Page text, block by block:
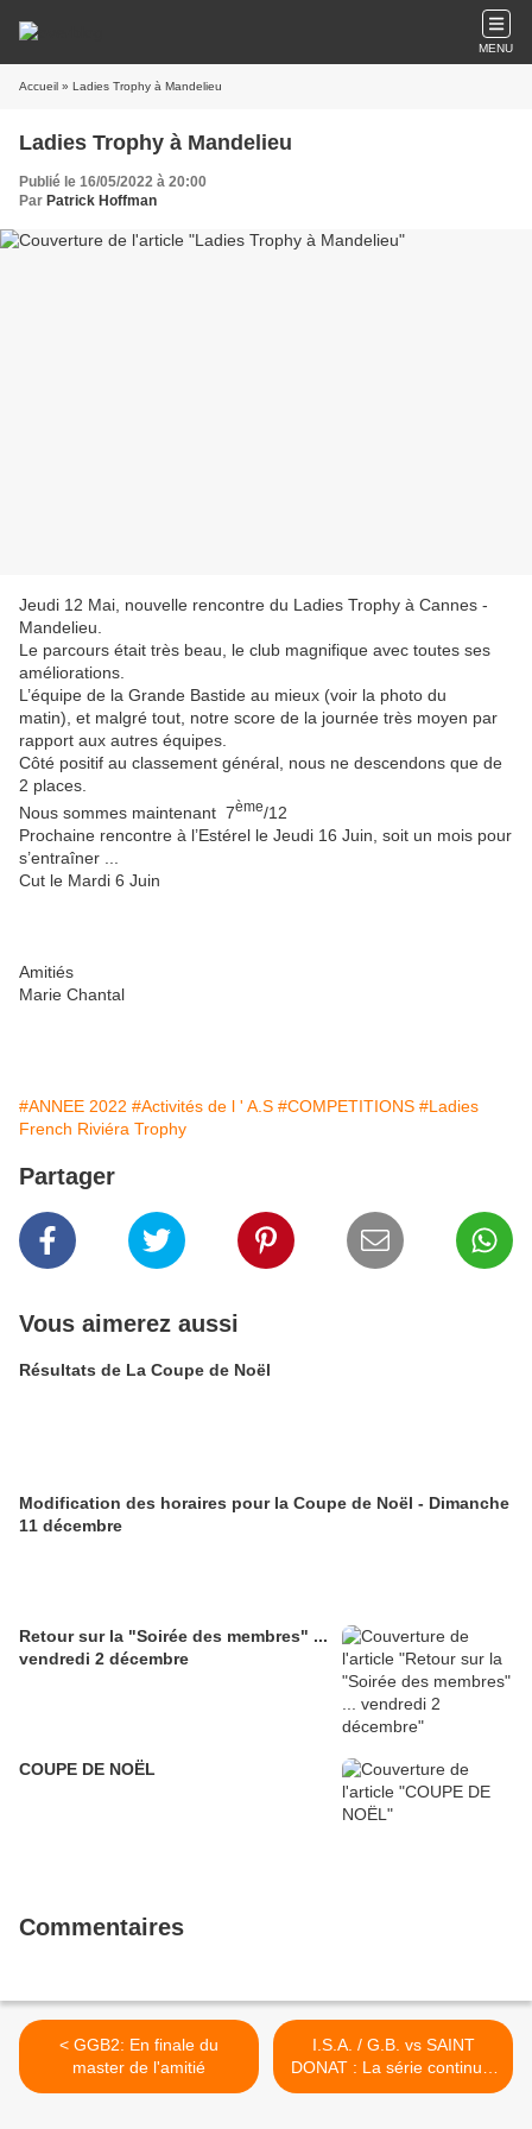
MENU
Accueil » Ladies Trophy à Mandelieu
Ladies Trophy à Mandelieu
Publié le 16/05/2022 à 20:00
Par Patrick Hoffman
Jeudi 12 Mai, nouvelle rencontre du Ladies Trophy à Cannes -
Mandelieu.
Le parcours était très beau, le club magnifique avec toutes ses
améliorations.
L’équipe de la Grande Bastide au mieux (voir la photo du
matin), et malgré tout, notre score de la journée très moyen par
rapport aux autres équipes.
Côté positif au classement général, nous ne descendons que de
2 places.
Nous sommes maintenant 7ème/12
Prochaine rencontre à l’Estérel le Jeudi 16 Juin, soit un mois pour
s’entraîner ...
Cut le Mardi 6 Juin
Amitiés
Marie Chantal
#ANNEE 2022 #Activités de l ' A.S #COMPETITIONS #Ladies
French Riviéra Trophy
Partager
Vous aimerez aussi
Résultats de La Coupe de Noël
Modification des horaires pour la Coupe de Noël - Dimanche
11 décembre
Retour sur la "Soirée des membres" ...
vendredi 2 décembre
COUPE DE NOËL
Commentaires
< GGB2: En finale du
master de l'amitié
I.S.A. / G.B. vs SAINT
DONAT : La série continue!
>